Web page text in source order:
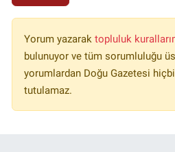
Yorum yazarak topluluk
bulunuyor ve tüm sorumluluğu
yorumlardan Doğu Gazetesi
tutulamaz.